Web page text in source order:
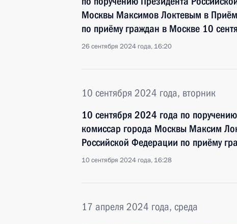
Москвы Максимов Локтевым в
по приёму граждан в Москве 10
26 сентября 2024 года, 16:20
10 сентября 2024 года, вторник
10 сентября 2024 года по
комиссар города Москвы Максим
Российской Федерации по приёму
10 сентября 2024 года, 16:28
17 апреля 2024 года, среда